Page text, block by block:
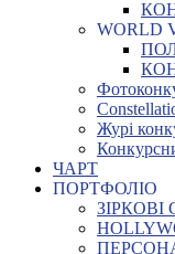
WORLD
Журі
ЧАРТ
ПОРТФОЛІО
ЗІРКОВІ